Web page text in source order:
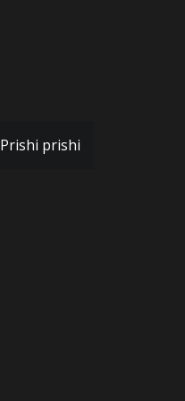
Prishi prishi